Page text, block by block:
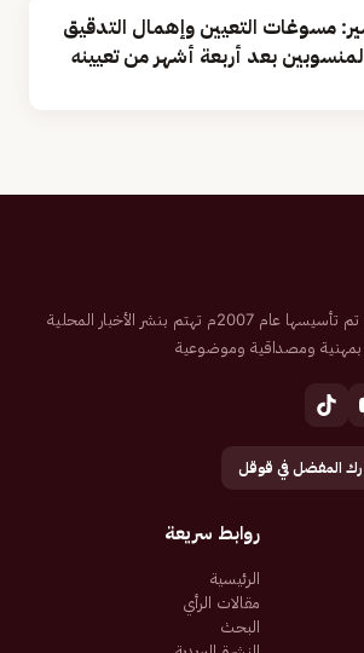
مسوغات التعيين وإهمال التدقيق
بعد أربعة أشهر من تعيينه
صحيفة إلكترونية سعودية تم تأسيسها عام 2007م تهتم بنشر الأخبار المحلية
بمهنية ومصداقية وموضوعية
المفضل في قوقل
روابط سريعة
الرئيسية
مقالات الرأي
البحث